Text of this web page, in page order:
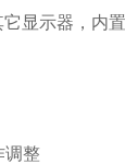
显示器，内
调整